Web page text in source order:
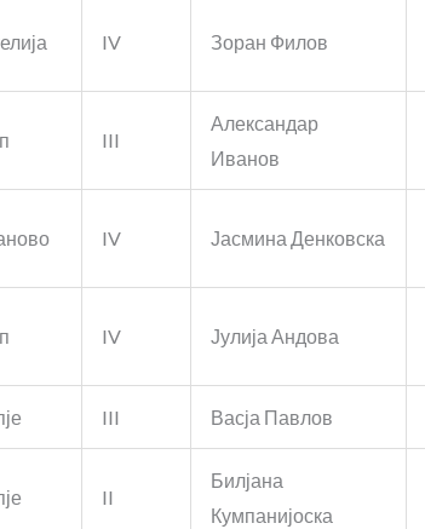
IV Зоран Филов
III
Александар
Иванов
IV Јасмина Денковска
IV Јулија Андова
III Васја Павлов
II
Билјана
Кумпанијоска